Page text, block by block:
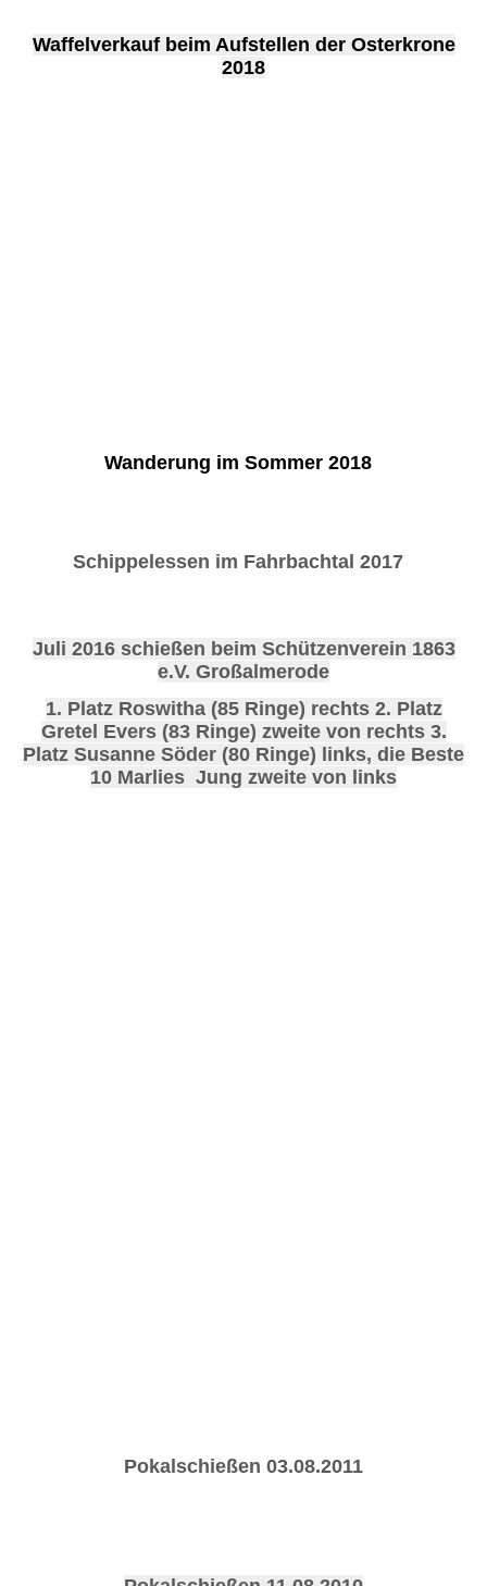
Waffelverkauf beim Aufstellen der Osterkrone
2018
Wanderung im Sommer 2018
Schippelessen im Fahrbachtal 2017
Juli 2016 schießen beim Schützenverein 1863
e.V. Großalmerode
1. Platz Roswitha (85 Ringe) rechts 2. Platz
Gretel Evers (83 Ringe) zweite von rechts 3.
Platz Susanne Söder (80 Ringe) links, die Beste
10 Marlies Jung zweite von links
Pokalschießen 03.08.2011